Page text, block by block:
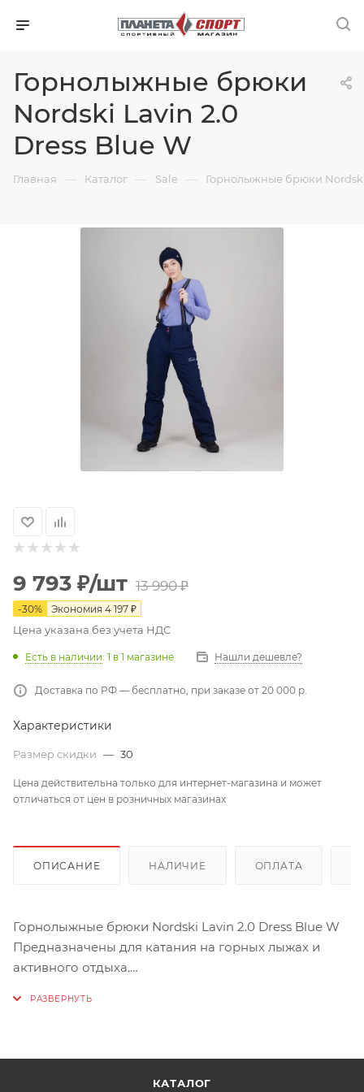
Горнолыжные брюки
Nordski Lavin 2.0
Dress Blue W
Главная — Каталог — Sale — Горнолыжные брюки
9 793 ₽/шт 13 990₽
-30% Экономия 4 197 ₽
Цена указана без учета НДС
Есть в наличии: 1 в 1 магазине Нашли дешевле?
Доставка по РФ — бесплатно, при заказе от 20 000 р.
Характеристики
Размер скидки — 30
Цена действительна только для интернет-магазина и может
отличаться от цен в розничных магазинах
ОПИСАНИЕ НАЛИЧИЕ ОПЛАТА
Горнолыжные брюки Nordski Lavin 2.0 Dress Blue W
Предназначены для катания на горных лыжах и
активного отдыха.
КАТАЛОГ